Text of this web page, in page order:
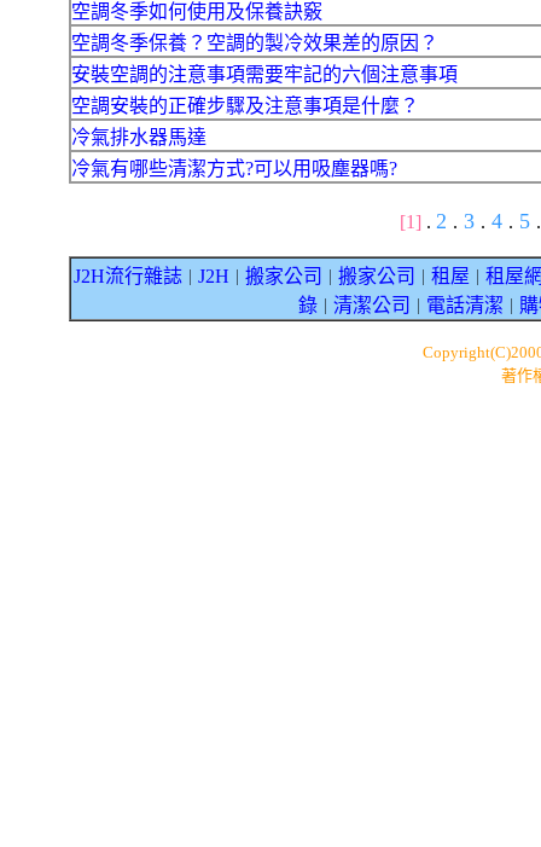
空調冬季如何使用及保養訣竅
空調冬季保養？空調的製冷效果差的原因？
安裝空調的注意事項需要牢記的六個注意事項
空調安裝的正確步驟及注意事項是什麼？
冷氣排水器馬達
冷氣有哪些清潔方式?可以用吸塵器嗎?
[1] . 2 . 3 . 4 . 5 .
J2H流行雜誌 J2H 搬家公司 搬家公司 租屋
租屋
錄｜ 清潔公司 電話清潔
著作